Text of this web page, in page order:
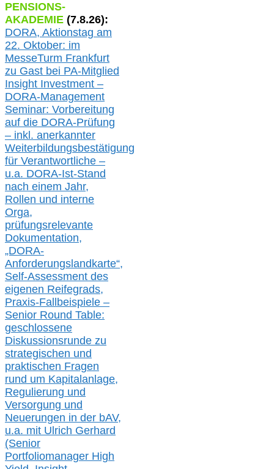
PENSIONS-
AKADEMIE (7.8.26):
DORA, Aktionstag am
22. Oktober: im
MesseTurm Frankfurt
zu Gast bei PA-Mitglied
Insight Investment –
DORA-Management
Seminar: Vorbereitung
auf die DORA-Prüfung
– inkl. anerkannter
Weiterbildungsbestätigung
für Verantwortliche –
u.a. DORA-Ist-Stand
nach einem Jahr,
Rollen und interne
Orga,
prüfungsrelevante
Dokumentation,
„DORA-
Anforderungslandkarte“,
Self-Assessment des
eigenen Reifegrads,
Praxis-Fallbeispiele –
Senior Round Table:
geschlossene
Diskussionsrunde zu
strategischen und
praktischen Fragen
rund um Kapitalanlage,
Regulierung und
Versorgung und
Neuerungen in der bAV,
u.a. mit Ulrich Gerhard
(Senior
Portfoliomanager High